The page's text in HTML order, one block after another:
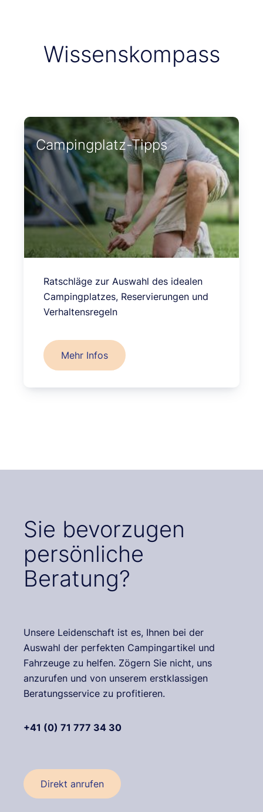
Wissenskompass
Campingplatz-Tipps
Ratschläge zur Auswahl des idealen
Campingplatzes, Reservierungen und
Verhaltensregeln
Mehr Infos
Sie bevorzugen
persönliche
Beratung?
Unsere Leidenschaft ist es, Ihnen bei der
Auswahl der perfekten Campingartikel und
Fahrzeuge zu helfen. Zögern Sie nicht, uns
anzurufen und von unserem erstklassigen
Beratungsservice zu profitieren.
+41 (0) 71 777 34 30
Direkt anrufen